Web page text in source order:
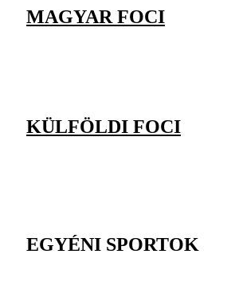
MAGYAR FOCI
KÜLFÖLDI FOCI
EGYÉNI SPORTOK